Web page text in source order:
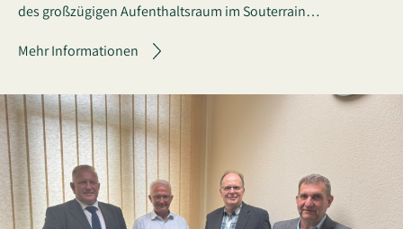
des großzügigen Aufenthaltsraum im Souterrain…
Mehr Informationen